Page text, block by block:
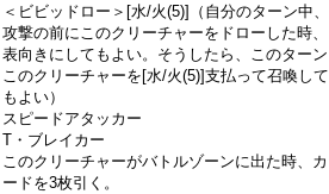
＜ビビッドロー＞[水/火(5)]（自分のターン中、
攻撃の前にこのクリーチャーをドローした時、
表向きにしてもよい。そうしたら、このターン
このクリーチャーを[水/火(5)]支払って召喚して
もよい）
スピードアタッカー
T・ブレイカー
このクリーチャーがバトルゾーンに出た時、カ
ードを3枚引く。